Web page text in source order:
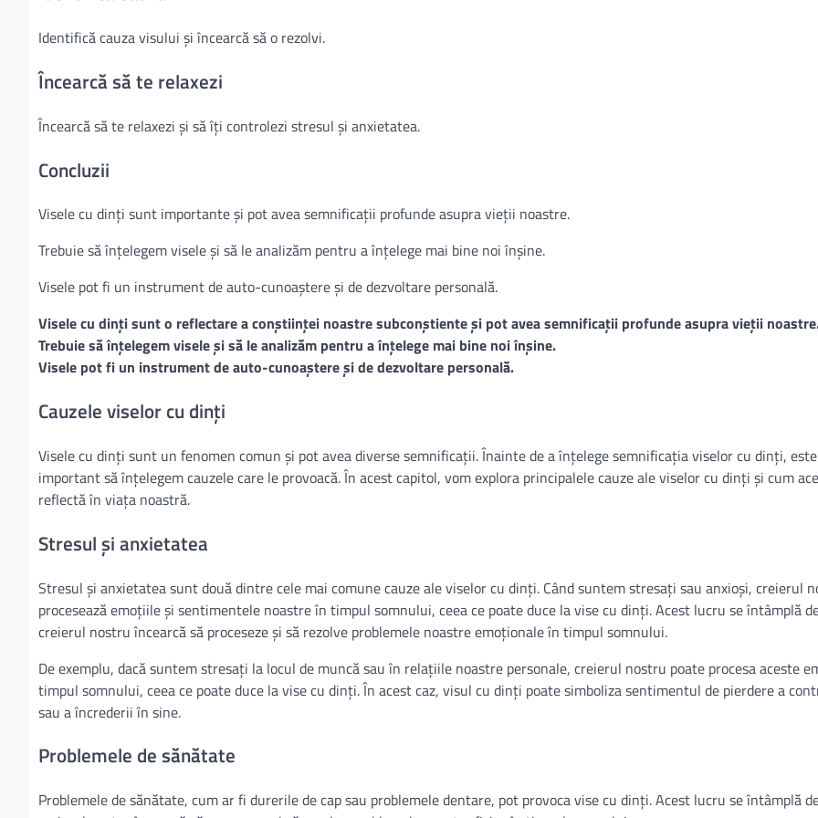
Identifică cauza visului și încearcă să o rezolvi.
Încearcă să te relaxezi
Încearcă să te relaxezi și să îți controlezi stresul și anxietatea.
Concluzii
Visele cu dinți sunt importante și pot avea semnificații profunde asupra vieții noastre.
Trebuie să înțelegem visele și să le analizăm pentru a înțelege mai bine noi înșine.
Visele pot fi un instrument de auto-cunoaștere și de dezvoltare personală.
Visele cu dinți sunt o reflectare a conștiinței noastre subconștiente și pot avea semnificații profunde asupra vieții
Trebuie să înțelegem visele și să le analizăm pentru a înțelege mai bine noi înșine.
Visele pot fi un instrument de auto-cunoaștere și de dezvoltare personală.
Cauzele viselor cu dinți
Visele cu dinți sunt un fenomen comun și pot avea diverse semnificații. Înainte de a înțelege semnificația viselor cu dinți, este
important să înțelegem cauzele care le provoacă. În acest capitol, vom explora principalele cauze ale viselor cu dinți și cum
reflectă în viața noastră.
Stresul și anxietatea
Stresul și anxietatea sunt două dintre cele mai comune cauze ale viselor cu dinți. Când suntem stresați sau anxioși, creierul
procesează emoțiile și sentimentele noastre în timpul somnului, ceea ce poate duce la vise cu dinți. Acest lucru se întâmplă
creierul nostru încearcă să proceseze și să rezolve problemele noastre emoționale în timpul somnului.
De exemplu, dacă suntem stresați la locul de muncă sau în relațiile noastre personale, creierul nostru poate procesa aceste
timpul somnului, ceea ce poate duce la vise cu dinți. În acest caz, visul cu dinți poate simboliza sentimentul de pierdere a
sau a încrederii în sine.
Problemele de sănătate
Problemele de sănătate, cum ar fi durerile de cap sau problemele dentare, pot provoca vise cu dinți. Acest lucru se întâmplă